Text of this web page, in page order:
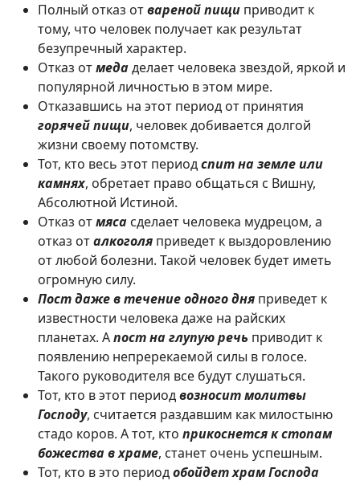
Полный отказ отвареной пищи приводит к
тому, что человек получает как результат
безупречный характер.
Отказ отмедаделает человека звездой, яркой и
популярной личностью в этом мире.
Отказавшись на этот период от принятия
горячей пищи, человек добивается долгой
жизни своему потомству.
Тот, кто весь этот периодспит на земле или
камнях, обретает право общаться с Вишну,
Абсолютной Истиной.
Отказ отмяса сделает человека мудрецом, а
отказ оталкоголя приведет к выздоровлению
от любой болезни. Такой человек будет иметь
огромную силу.
Пост даже в течение одного дня приведет к
известности человека даже на райских
планетах. Апост на глупую речь приводит к
появлению непререкаемой силы в голосе.
Такого руководителя все будут слушаться.
Тот, кто в этот периодвозносит молитвы
Господу, считается раздавшим как милостыню
стадо коров. А тот, кто прикоснется к стопам
божества в храме, станет очень успешным.
Тот, кто в это периодобойдет храм Господа